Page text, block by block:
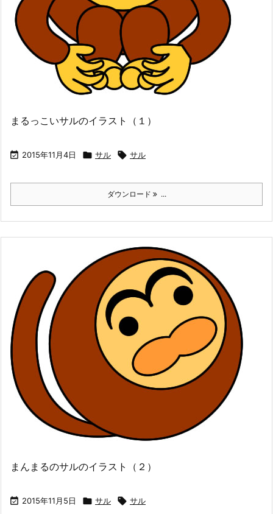
まるっこいサルのイラスト（１）
 2015年11月4日  サル  サル
ダウンロード ...
まんまるのサルのイラスト（２）
 2015年11月5日  サル  サル